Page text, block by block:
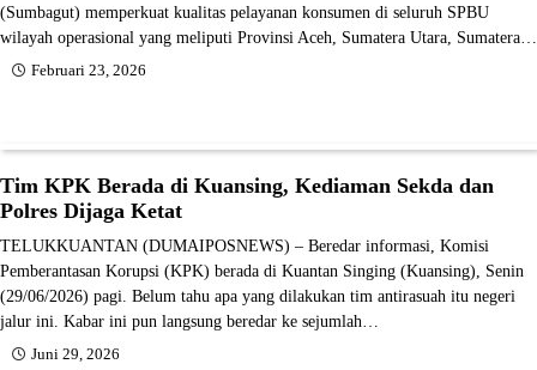
(Sumbagut) memperkuat kualitas pelayanan konsumen di seluruh SPBU
wilayah operasional yang meliputi Provinsi Aceh, Sumatera Utara, Sumatera…
Februari 23, 2026
Tim KPK Berada di Kuansing, Kediaman Sekda dan
Polres Dijaga Ketat
TELUKKUANTAN (DUMAIPOSNEWS) – Beredar informasi, Komisi
Pemberantasan Korupsi (KPK) berada di Kuantan Singing (Kuansing), Senin
(29/06/2026) pagi. Belum tahu apa yang dilakukan tim antirasuah itu negeri
jalur ini. Kabar ini pun langsung beredar ke sejumlah…
Juni 29, 2026